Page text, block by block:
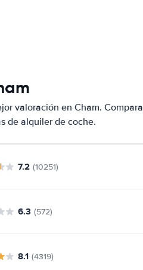
valoración en Cham. Compara
de alquiler de coche.
7.2 (10251)
6.3 (572)
8.1 (4319)